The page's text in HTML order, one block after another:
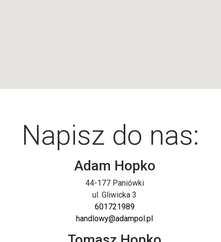
Napisz do nas:
Adam Hopko
44-177 Paniówki
ul. Gliwicka 3
601721989
handlowy@adampol.pl